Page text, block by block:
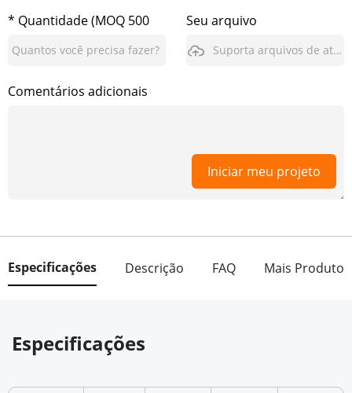
* Quantidade (MOQ 500
Seu arquivo
Suporta arquivos de até 3GB
Comentários adicionais
Iniciar meu projeto
Especificações Descrição FAQ Mais Produto
Especificações